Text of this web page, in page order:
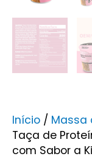
Início / Massa
Taça de
com Sabor a